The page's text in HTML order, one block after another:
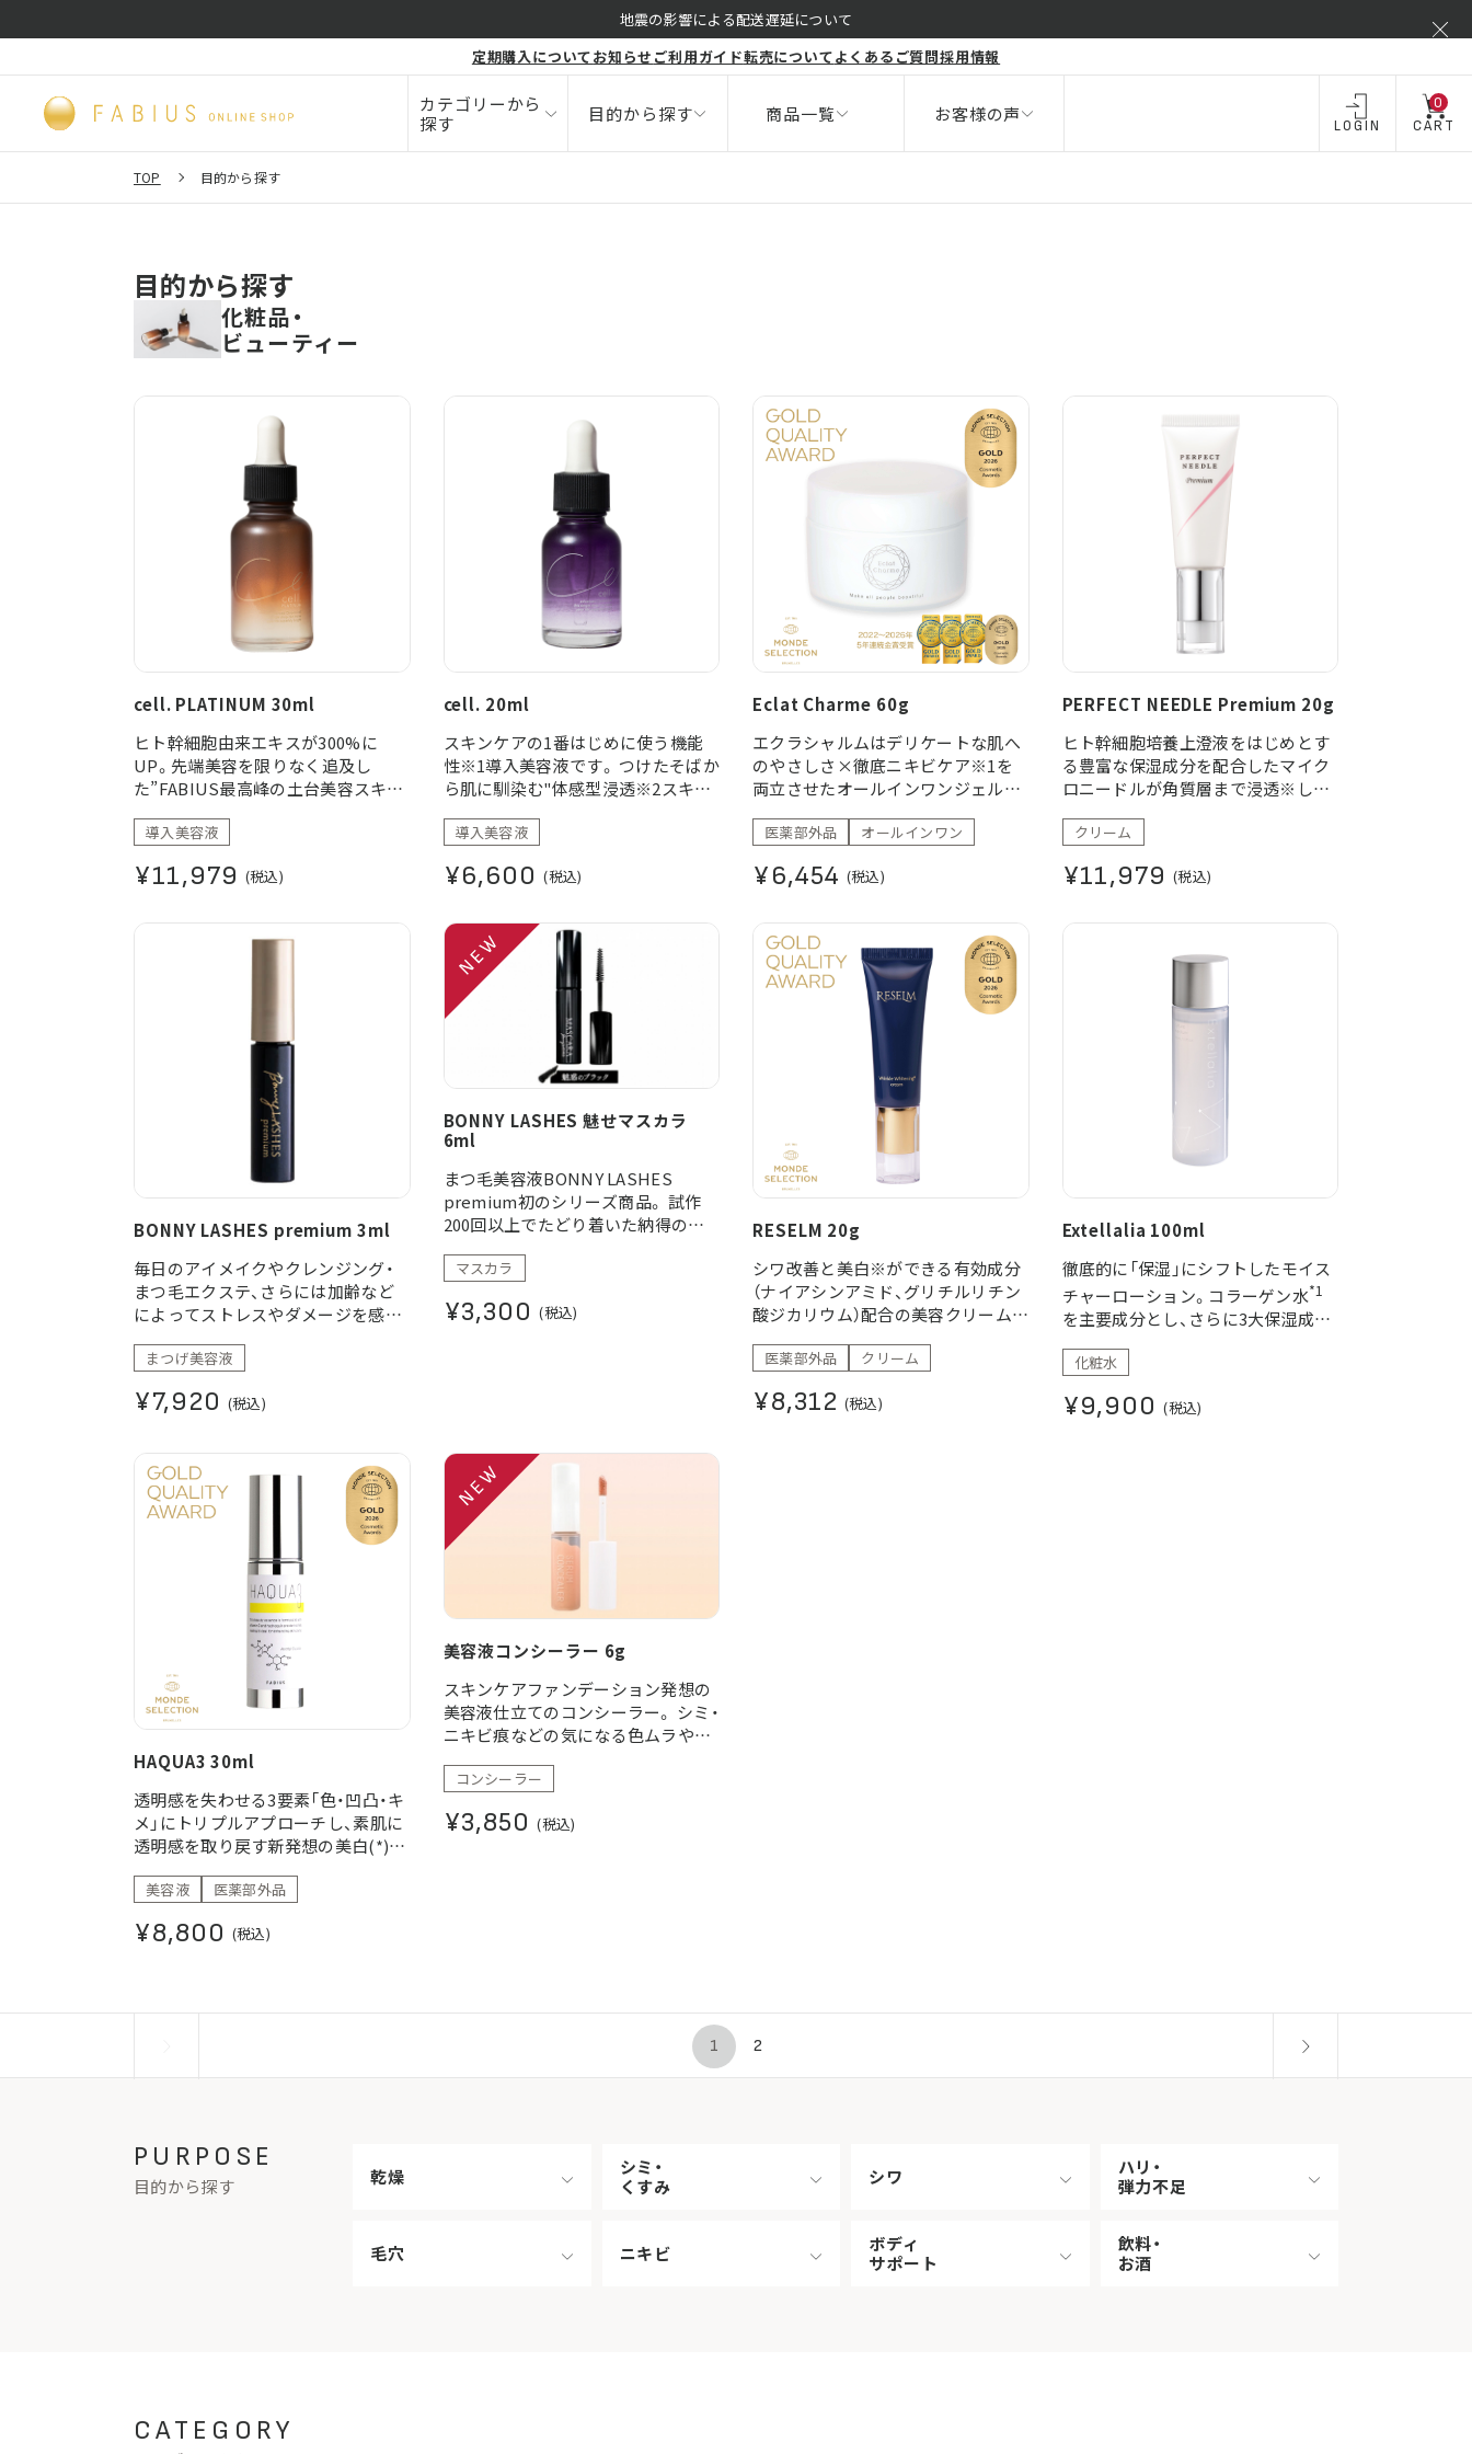
地震の影響による配送遅延について
定期購入についてお知らせ ご利用ガイド転売についてよくあるご質問採用情報
カテゴリーから
探す
ビューティー
健康食品
飲料
目的から探す
毛穴 ニキビ
ボディ
商品一覧
お客様の声
LOGIN
0
CART
TOP 目的から探す
目的から探す
化粧品・
ビューティー
cell. PLATINUM 30ml
ヒト幹細胞由来エキスが300%に
UP。先端美容を限りなく追及し
た”FABIUS最高峰の土台美容スキン
導入美容液
¥11,979 (税込)
cell. 20ml
スキンケアの1番はじめに使う機能
性※1導入美容液です。 つけたそばか
ら肌に馴染む"体感型浸透※2スキン
と導きます。
導入美容液
¥6,600 (税込)
Eclat Charme 60g
エクラシャルムはデリケートな肌へ
のやさしさ×徹底ニキビケア※1を
両立させたオールインワンジェル。 2
リチルリチン酸ジカリウム」により、
に整えます。 また、粒子の大きさが違
らアプローチ。 ※1ニキビ、肌荒れを
防ぐ ※2角質層まで
医薬部外品 オールインワン
¥6,454 (税込)
PERFECT NEEDLE Premium 20g
ヒト幹細胞培養上澄液をはじめとす
る豊富な保湿成分を配合したマイク
ロニードルが角質層まで浸透※し、
ことができます。 浸透※技術で肌の
届けてくれます。
クリーム
¥11,979 (税込)
BONNY LASHES premium 3ml
毎日のアイメイクやクレンジング・
まつ毛エクステ、さらには加齢など
によってストレスやダメージを感じ
まつげ美容液
¥7,920 (税込)
BONNY LASHES 魅せマスカラ
6ml
まつ毛美容液BONNY LASHES
premium初のシリーズ商品。 試作
200回以上でたどり着いた納得の処
を。
マスカラ
¥3,300 (税込)
RESELM 20g
シワ改善と美白※ができる有効成分
（ナイアシンアミド、グリチルリチン
酸ジカリウム）配合の美容クリームで
い香りで気分もリフレッシュ。
かすを防ぐ
医薬部外品 クリーム
¥8,312 (税込)
Extellalia 100ml
徹底的に「保湿」にシフトしたモイス
チャーローション。コラーゲン水*1
を主要成分とし、さらに3大保湿成分
胞培養上清液
配合した、まさに美容液レベルの贅
沢な化粧水。
化粧水
¥9,900 (税込)
HAQUA3 30ml
透明感を失わせる3要素「色・凹凸・キ
メ」にトリプルアプローチし、素肌に
透明感を取り戻す新発想の美白(*)美
(*)メラニンの生成を抑え、シミ・そば
美容液 医薬部外品
¥8,800 (税込)
美容液コンシーラー 6g
スキンケアファンデーション発想の
美容液仕立てのコンシーラー。 シミ・
ニキビ痕などの気になる色ムラや、
悩みが気になりやすい乾燥・粉浮き
悩み隠しを叶えます。
コンシーラー
¥3,850 (税込)
1 2
PURPOSE
目的から探す 乾燥
シミ・
くすみ
シワ
ハリ・
弾力不足
毛穴 ニキビ
ボディ
サポート
飲料・
お酒
CATEGORY